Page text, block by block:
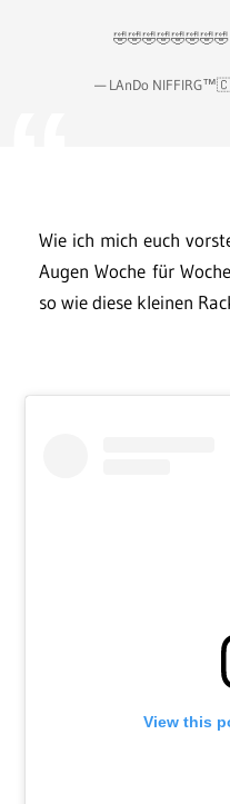
🤣🤣🤣🤣🤣🤣🤣🤣
— LAnDo
Wie ich mich euch
Augen Woche für
so wie diese kleinen
View this